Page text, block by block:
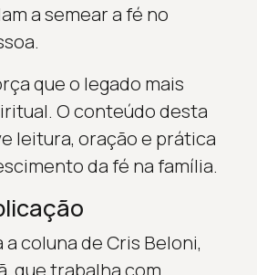
a semear a fé no
que o legado mais
O conteúdo desta
leitura, oração e prática
da fé na família.
coluna de Cris Beloni,
que trabalha com